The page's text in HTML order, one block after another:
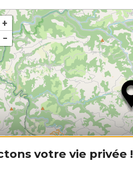
votre vie privée !
+
−